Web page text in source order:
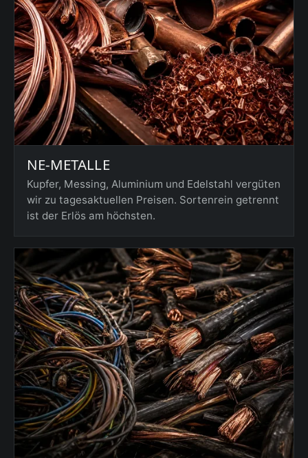
NE-METALLE
Kupfer, Messing, Aluminium und Edelstahl vergüten
wir zu tagesaktuellen Preisen. Sortenrein getrennt
ist der Erlös am höchsten.